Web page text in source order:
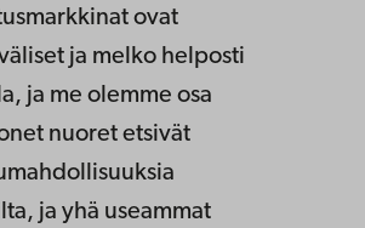
ovat
ja melko helposti
ja me olemme osa
nuoret etsivät
ja yhä useammat